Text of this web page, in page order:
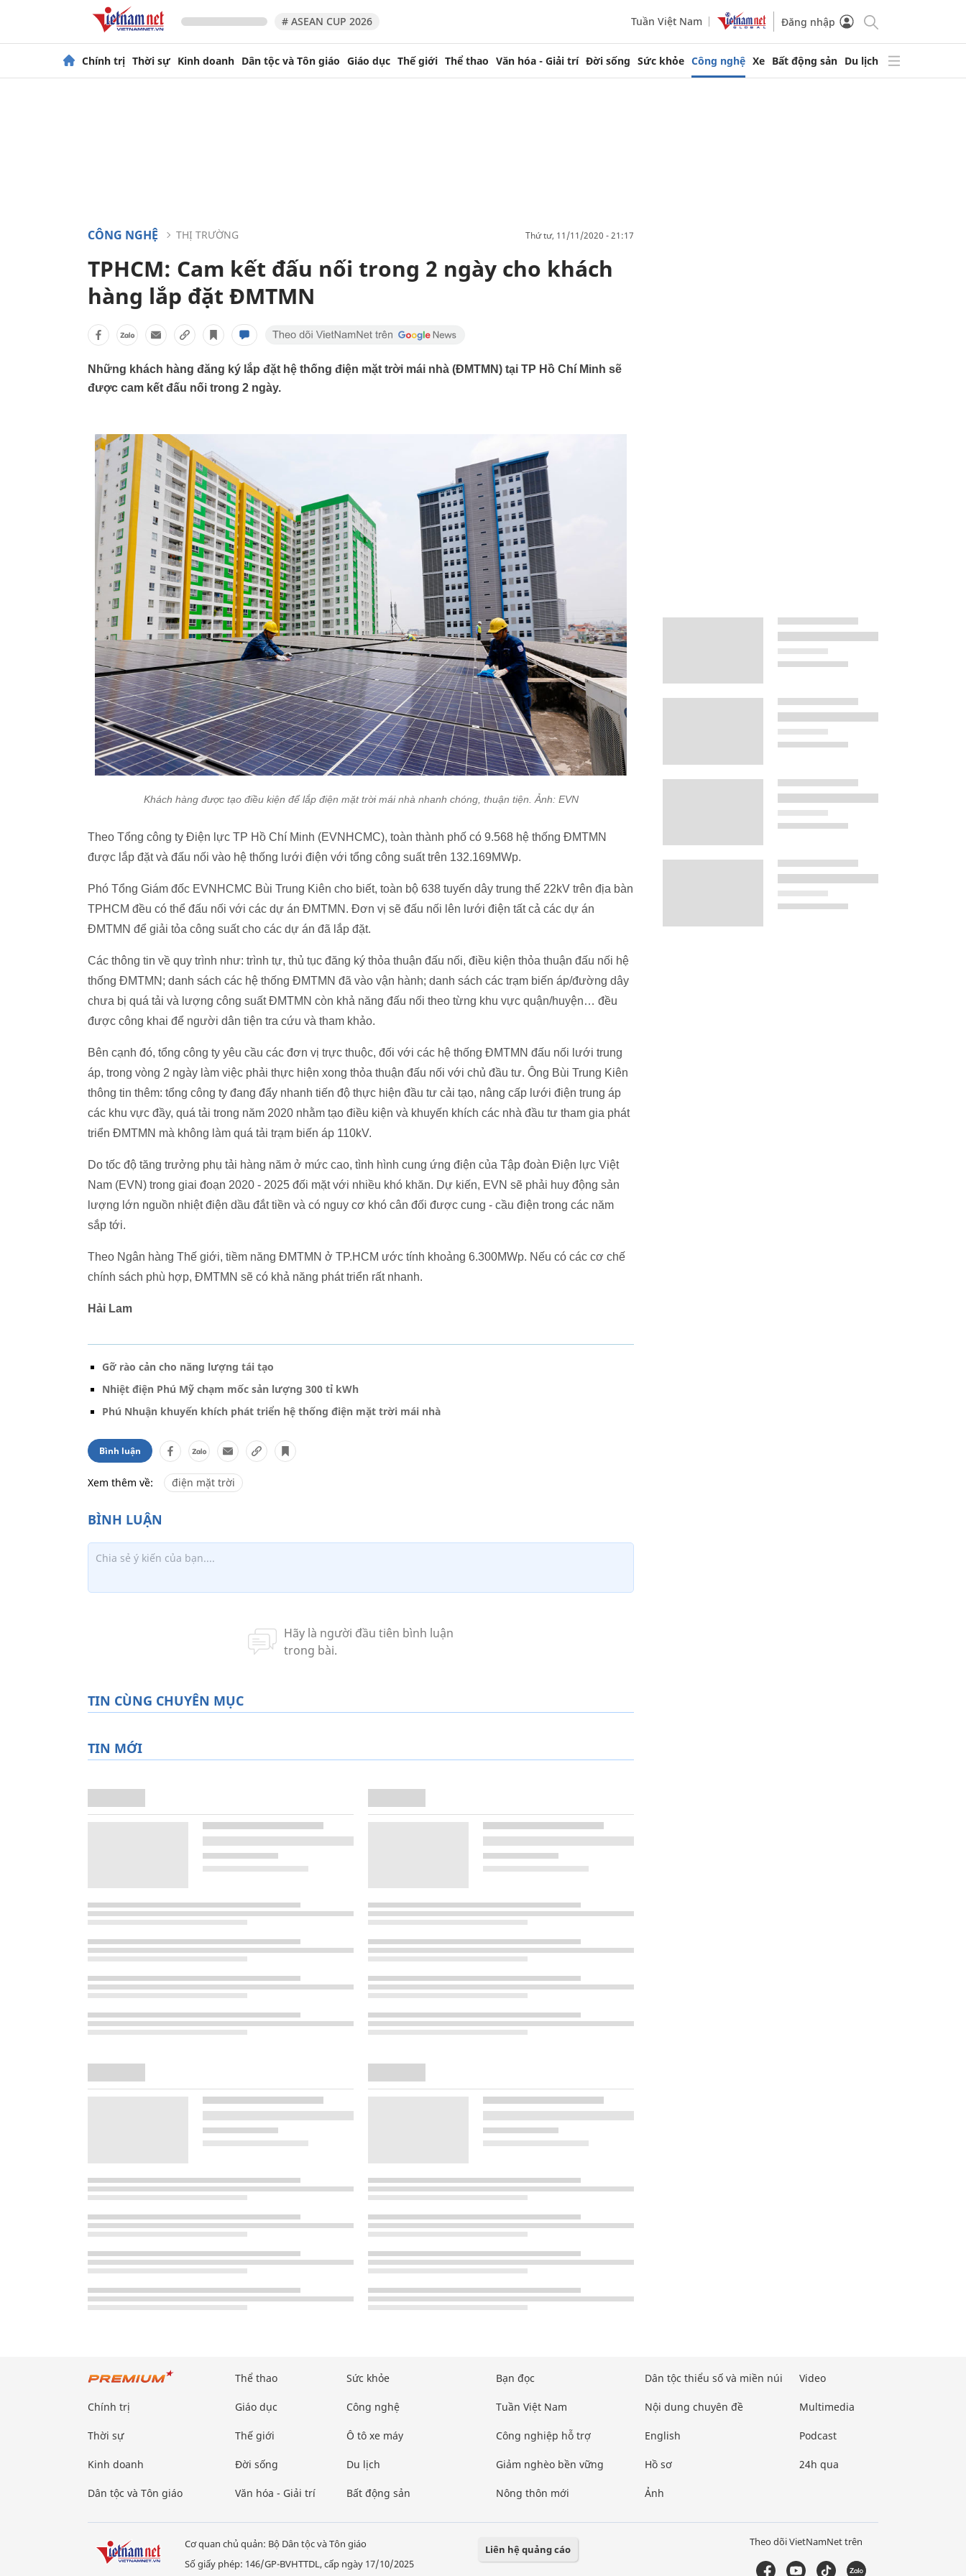
# ASEAN CUP 2026 Tuần Việt Nam Đăng nhập
Chính trị Thời sự Kinh doanh Dân tộc và Tôn giáo Giáo dục Thế giới Thể thao Văn hóa - Giải trí Đời sống Sức khỏe Công nghệ Xe Bất động sản Du lịch
CÔNG NGHỆ THỊ TRƯỜNG thứ tư, 11/11/2020 - 21:17
TPHCM: Cam kết đấu nối trong 2 ngày cho khách
hàng lắp đặt ĐMTMN
Những khách hàng đăng ký lắp đặt hệ thống điện mặt trời mái nhà (ĐMTMN) tại TP Hồ Chí Minh sẽ
được cam kết đấu nối trong 2 ngày.
Khách hàng được tạo điều kiện để lắp điện mặt trời mái nhà nhanh chóng, thuận tiện. Ảnh: EVN
Theo Tổng công ty Điện lực TP Hồ Chí Minh (EVNHCMC), toàn thành phố có 9.568 hệ thống ĐMTMN
được lắp đặt và đấu nối vào hệ thống lưới điện với tổng công suất trên 132.169MWp.
Phó Tổng Giám đốc EVNHCMC Bùi Trung Kiên cho biết, toàn bộ 638 tuyến dây trung thế 22kV trên địa bàn
TPHCM đều có thể đấu nối với các dự án ĐMTMN. Đơn vị sẽ đấu nối lên lưới điện tất cả các dự án
ĐMTMN để giải tỏa công suất cho các dự án đã lắp đặt.
Các thông tin về quy trình như: trình tự, thủ tục đăng ký thỏa thuận đấu nối, điều kiện thỏa thuận đấu nối hệ
thống ĐMTMN; danh sách các hệ thống ĐMTMN đã vào vận hành; danh sách các trạm biến áp/đường dây
chưa bị quá tải và lượng công suất ĐMTMN còn khả năng đấu nối theo từng khu vực quận/huyện… đều
được công khai để người dân tiện tra cứu và tham khảo.
Bên cạnh đó, tổng công ty yêu cầu các đơn vị trực thuộc, đối với các hệ thống ĐMTMN đấu nối lưới trung
áp, trong vòng 2 ngày làm việc phải thực hiện xong thỏa thuận đấu nối với chủ đầu tư. Ông Bùi Trung Kiên
thông tin thêm: tổng công ty đang đẩy nhanh tiến độ thực hiện đầu tư cải tạo, nâng cấp lưới điện trung áp
các khu vực đầy, quá tải trong năm 2020 nhằm tạo điều kiện và khuyến khích các nhà đầu tư tham gia phát
triển ĐMTMN mà không làm quá tải trạm biến áp 110kV.
Do tốc độ tăng trưởng phụ tải hàng năm ở mức cao, tình hình cung ứng điện của Tập đoàn Điện lực Việt
Nam (EVN) trong giai đoạn 2020 - 2025 đối mặt với nhiều khó khăn. Dự kiến, EVN sẽ phải huy động sản
lượng lớn nguồn nhiệt điện dầu đắt tiền và có nguy cơ khó cân đối được cung - cầu điện trong các năm
sắp tới.
Theo Ngân hàng Thế giới, tiềm năng ĐMTMN ở TP.HCM ước tính khoảng 6.300MWp. Nếu có các cơ chế
chính sách phù hợp, ĐMTMN sẽ có khả năng phát triển rất nhanh.
Hải Lam
Gỡ rào cản cho năng lượng tái tạo
Nhiệt điện Phú Mỹ chạm mốc sản lượng 300 tỉ kWh
Phú Nhuận khuyến khích phát triển hệ thống điện mặt trời mái nhà
Bình luận
Xem thêm về: điện mặt trời
TIN CÙNG CHUYÊN MỤC
TIN MỚI
Chính trị
Thời sự
Kinh doanh
Dân tộc và Tôn giáo
Thể thao
Giáo dục
Thế giới
Đời sống
Văn hóa - Giải trí
Sức khỏe
Công nghệ
Ô tô xe máy
Du lịch
Bất động sản
Bạn đọc
Tuần Việt Nam
Công nghiệp hỗ trợ
Giảm nghèo bền vững
Nông thôn mới
Dân tộc thiểu số và miền núi
Nội dung chuyên đề
English
Hồ sơ
Ảnh
Video
Multimedia
Podcast
24h qua
Cơ quan chủ quản: Bộ Dân tộc và Tôn giáo
Số giấy phép: 146/GP-BVHTTDL, cấp ngày 17/10/2025
Liên hệ quảng cáo
Theo dõi VietNamNet trên